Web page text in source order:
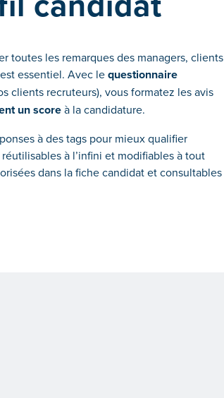
toutes les remarques des managers, clients
essentiel. Avec lequestionnaire
clients recruteurs), vous formatez les avis
un scoreà la candidature.
à des tags pour mieux qualifier
à l’infini et modifiables à tout
dans la fiche candidat et consultables